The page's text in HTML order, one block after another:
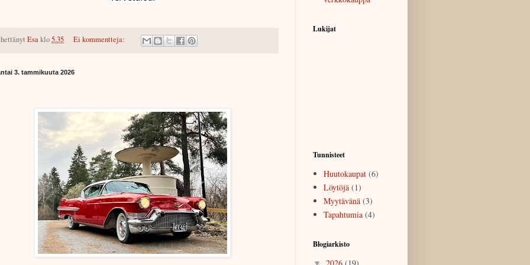
Esaklo5.35 Ei kommentteja:
3. tammikuuta 2026
Lukijat
Tunnisteet
Huutokaupat (6)
Löytöjä (1)
Myytävänä (3)
Tapahtumia (4)
Blogiarkisto
▼ 2026 (19)